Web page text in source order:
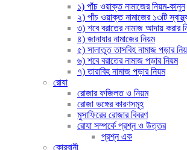
১) পাঁচ ওয়াক্ত নামাজের নিয়ম-কানুন
২) পাঁচ ওয়াক্ত নামাজের ১৩টি
৩) শবে বরাতের নামাজ আদায় করার
৪) জানাযার নামাজের নিয়ম
৫) সালাতুত তাসবিহ নামাজ পড়ার
৬) শবে বরাতের নামাজ পড়ার নিয়ম
৭) তারাবিহ নামাজ পড়ার নিয়ম
রোযা
রোজার ফজিলত ও নিয়ম
রোজা ভঙ্গের কারণসমূহ
মুসাফিরের রোজার বিবরণ
রোযা সম্পর্কে প্রশ্ন ও উত্তর
প্রশ্ন এক
কোরবানী